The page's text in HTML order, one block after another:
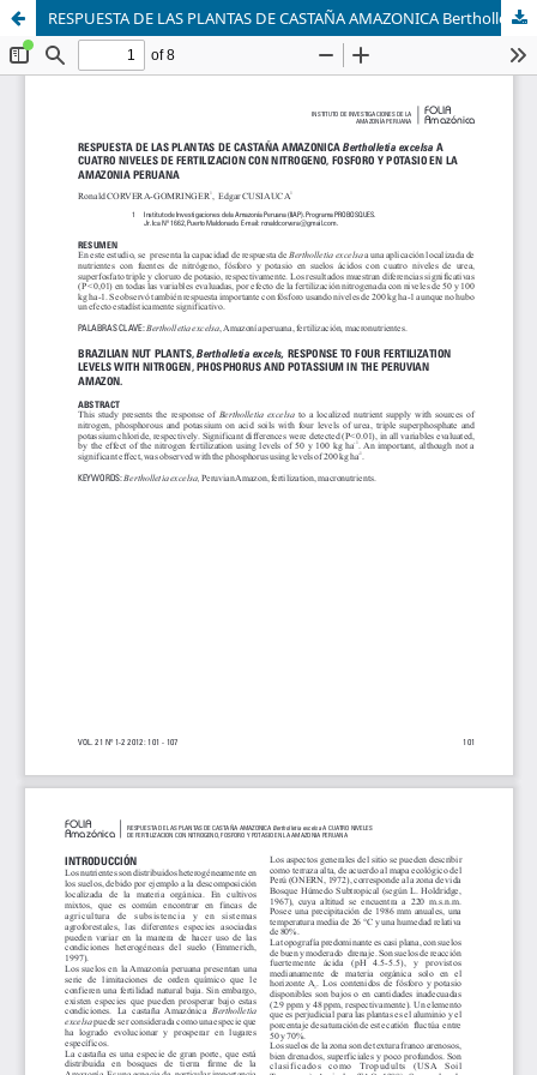
RESPUESTA DE LAS PLANTAS DE CASTAÑA AMAZONICA Bertholletia excelsa A CUATRO NIVELES DE FERTILIZACION CON NITROGENO, FOSFORO Y POTASIO EN LA AMAZONIA PERUANA